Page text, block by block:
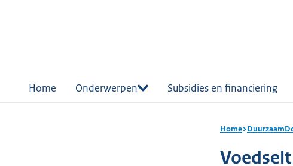
Home Onderwerpen Subsidies en financiering
Home